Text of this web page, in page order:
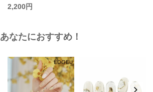
RE TULIP／エッジユ
2,200円
あなたにおすすめ！